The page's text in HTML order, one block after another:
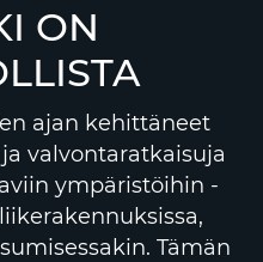
ON
ajan kehittäneet
valvontaratkaisuja
ympäristöihin -
Tämän